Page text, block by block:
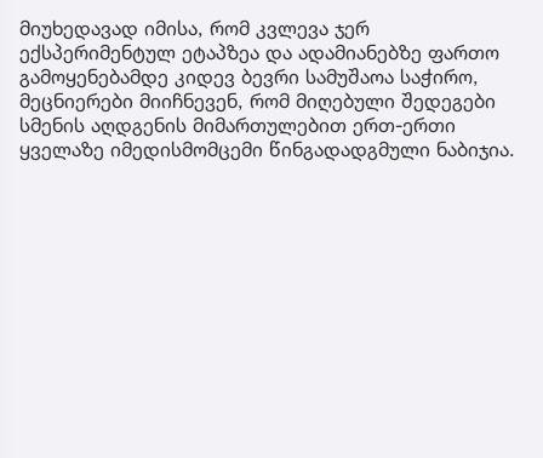
მიუხედავად იმისა, რომ კვლევა ჯერ
ექსპერიმენტულ ეტაპზეა და ადამიანებზე ფართო
გამოყენებამდე კიდევ ბევრი სამუშაოა საჭირო,
მეცნიერები მიიჩნევენ, რომ მიღებული შედეგები
სმენის აღდგენის მიმართულებით ერთ-ერთი
ყველაზე იმედისმომცემი წინგადადგმული ნაბიჯია.